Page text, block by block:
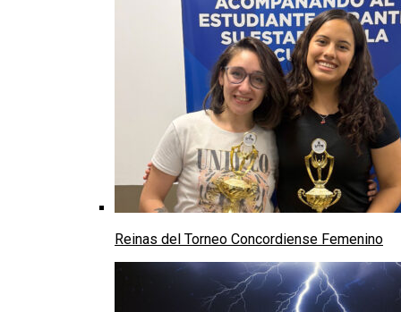
Reinas del Torneo Concordiense Femenino